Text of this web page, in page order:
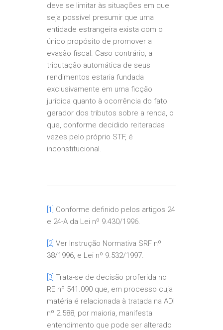
deve se limitar às situações em que
seja possível presumir que uma
entidade estrangeira exista com o
único propósito de promover a
evasão fiscal. Caso contrário, a
tributação automática de seus
rendimentos estaria fundada
exclusivamente em uma ficção
jurídica quanto à ocorrência do fato
gerador dos tributos sobre a renda, o
que, conforme decidido reiteradas
vezes pelo próprio STF, é
inconstitucional.
[1]
Conforme definido pelos artigos 24
e 24-A da Lei nº 9.430/1996.
[2] Ver Instrução Normativa SRF nº
38/1996, e Lei nº 9.532/1997.
[3] Trata-se de decisão proferida no
RE nº 541.090 que, em processo cuja
matéria é relacionada à tratada na ADI
nº 2.588, por maioria, manifesta
entendimento que pode ser alterado